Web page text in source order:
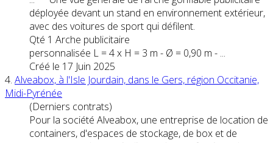
déployée devant un stand en environnement extérieur,
avec des voitures de sport qui défilent.
Qté 1 Arche publicitaire
personnalisée L = 4 x H = 3 m - Ø = 0,90 m - ...
Créé le 17 Juin 2025
4. Alveabox, à l'Isle Jourdain, dans le Gers, région Occitanie,
Midi-Pyrénée
(Derniers contrats)
Pour la société Alveabox, une entreprise de location de
containers, d'espaces de stockage, de box et de